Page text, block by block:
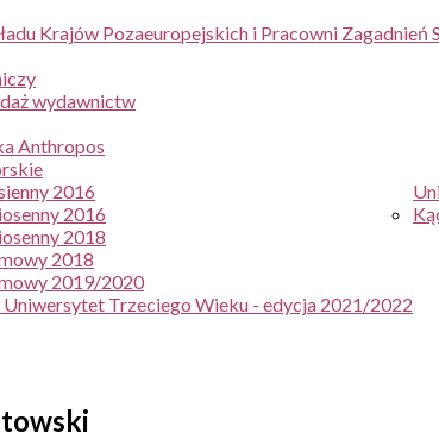
Krajów Pozaeuropejskich i Pracowni Zagadnień
wydawnictw
Anthropos
2016
2016
2018
2018
2019/2020
Trzeciego Wieku - edycja 2021/2022